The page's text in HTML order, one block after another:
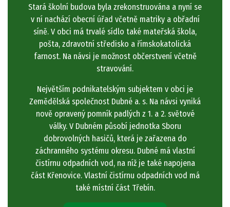
Stará školní budova byla zrekonstruována a nyní se
v ní nachází obecní úřad včetně matriky a obřadní
síně. V obci má trvalé sídlo také mateřská škola,
pošta, zdravotní středisko a římskokatolická
farnost. Na návsi je možnost občerstvení včetně
stravování.
Největším podnikatelským subjektem v obci je
Zemědělská společnost Dubné a. s. Na návsi vyniká
nově opravený pomník padlých z 1. a 2. světové
války. V Dubném působí jednotka Sboru
dobrovolných hasičů, která je zařazena do
záchranného systému okresu. Dubné má vlastní
čistírnu odpadních vod, na níž je také napojena
část Křenovice. Vlastní čistírnu odpadních vod má
také místní část Třebín.